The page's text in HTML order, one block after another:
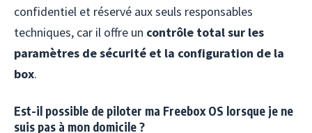
confidentiel et réservé aux seuls responsables
techniques, car il offre un contrôle total sur les
paramètres de sécurité et la configuration de la
box.
Est-il possible de piloter ma Freebox OS lorsque je ne
suis pas à mon domicile ?